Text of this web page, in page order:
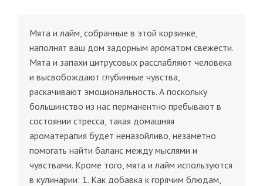
Мята и лайм, собранные в этой корзинке,
наполнят ваш дом задорным ароматом свежести.
Мята и запахи цитрусовых расслабляют человека
и высвобождают глубинные чувства,
раскачивают эмоциональность. А поскольку
большинство из нас перманентно пребывают в
состоянии стресса, такая домашняя
ароматерапия будет неназойливо, незаметно
помогать найти баланс между мыслями и
чувствами. Кроме того, мята и лайм используются
в кулинарии: 1. Как добавка к горячим блюдам,